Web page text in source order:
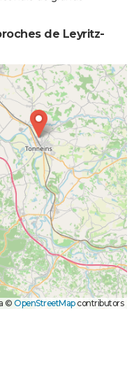
de Leyritz-
© OpenStreetMapcontributors